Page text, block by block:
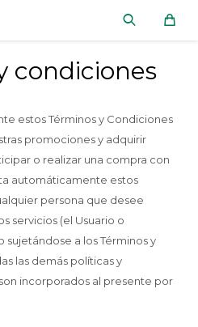
condiciones
estos Términos y Condiciones
promociones y adquirir
o realizar una compra con
automáticamente estos
persona que desee
servicios (el Usuario o
a los Términos y
las demás políticas y
incorporados al presente por